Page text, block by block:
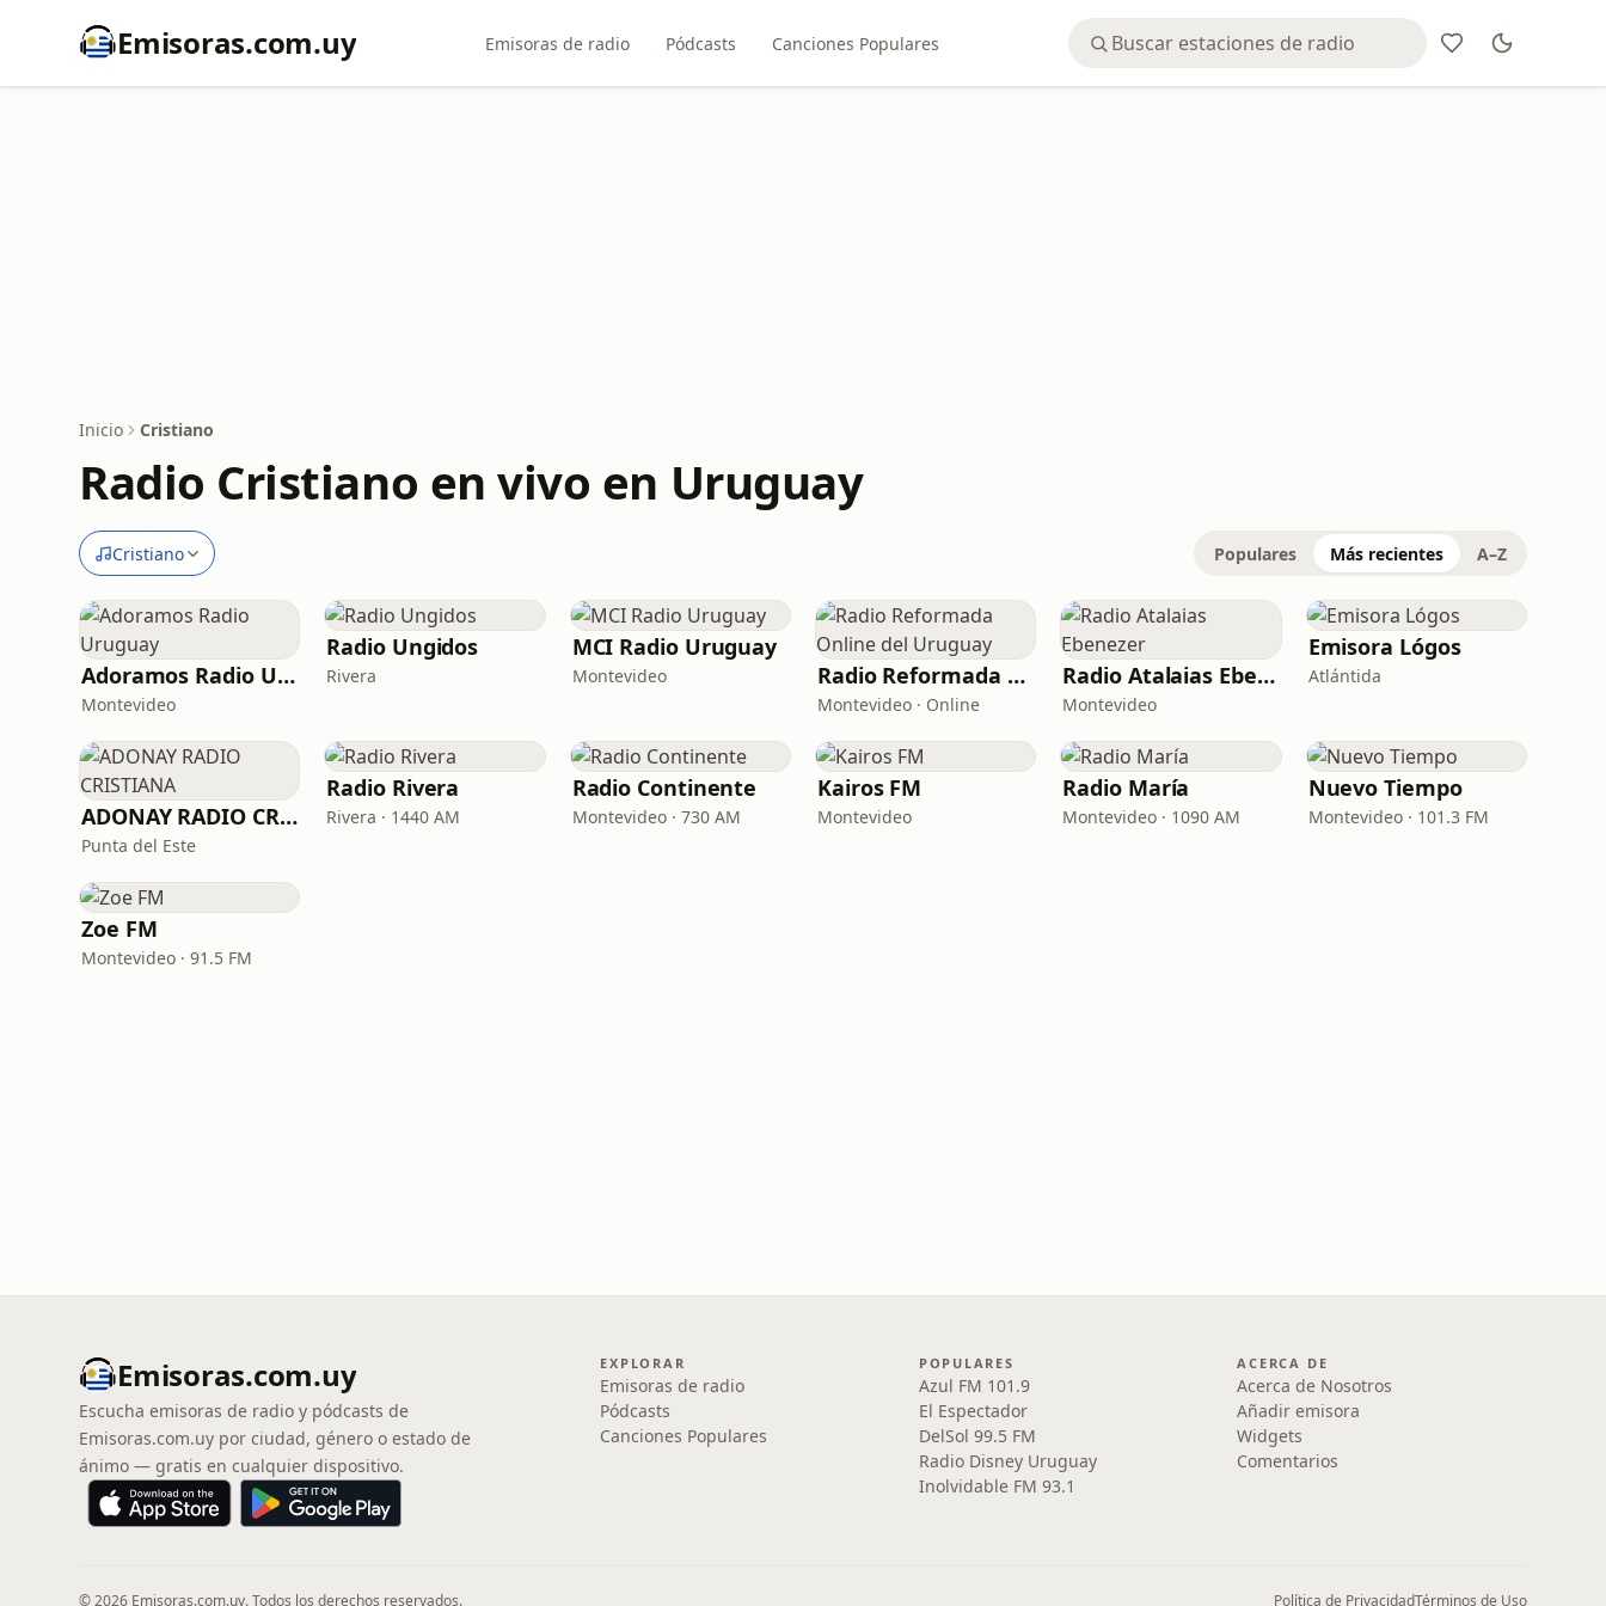
Emisoras.com.uy Emisoras de radio Pódcasts Canciones Populares
Inicio Cristiano
Radio Cristiano en vivo en Uruguay
Cristiano Populares Más recientes A–Z
Adoramos Radio Uruguay
Montevideo
Radio Ungidos
Rivera
MCI Radio Uruguay
Montevideo Radio Reformada Online del Uruguay
Montevideo · Online
Radio Atalaias Ebenezer
Montevideo
Emisora Lógos
Atlántida
ADONAY RADIO CRISTIANA
Punta del Este
Radio Rivera
Rivera · 1440 AM
Radio Continente
Montevideo · 730 AM
Kairos FM
Montevideo
Radio María
Montevideo · 1090 AM
Nuevo Tiempo
Montevideo · 101.3 FM
Zoe FM
Montevideo · 91.5 FM
Emisoras.com.uy
Escucha emisoras de radio y pódcasts de
Emisoras.com.uy por ciudad, género o estado de
ánimo — gratis en cualquier dispositivo.
EXPLORAR
Emisoras de radio
Pódcasts
Canciones Populares
POPULARES
Azul FM 101.9
El Espectador
DelSol 99.5 FM
Radio Disney Uruguay
Inolvidable FM 93.1
ACERCA DE
Acerca de Nosotros
Añadir emisora
Widgets
Comentarios
© 2026 Emisoras.com.uy. Todos los derechos reservados. Política de PrivacidadTérminos de Uso